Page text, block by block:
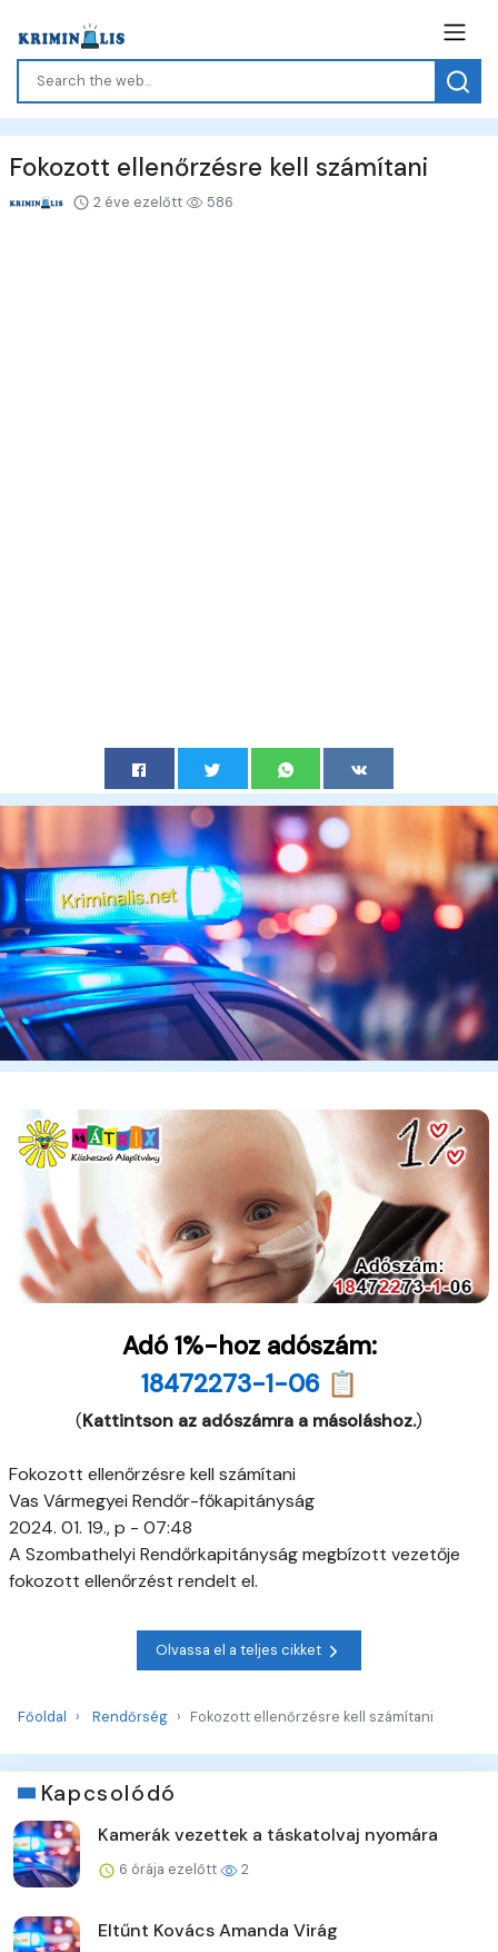
Fokozott ellenőrzésre kell számítani
2 éve ezelőtt 586
Adó 1%-hoz adószám:
18472273-1-06 📋
(Kattintson az adószámra a másoláshoz.)
Fokozott ellenőrzésre kell számítani
Vas Vármegyei Rendőr-főkapitányság
2024. 01. 19., p - 07:48
A Szombathelyi Rendőrkapitányság megbízott vezetője
fokozott ellenőrzést rendelt el.
Olvassa el a teljes cikket
Főoldal Rendőrség Fokozott ellenőrzésre kell számítani
Kapcsolódó
Kamerák vezettek a táskatolvaj nyomára
6 órája ezelőtt 2
Eltűnt Kovács Amanda Virág